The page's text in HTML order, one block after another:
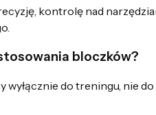
kontrolę nad
bloczków?
do treningu, nie